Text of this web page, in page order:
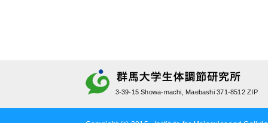
3-39-15 Showa-machi, Maebashi 371-8512 ZIP